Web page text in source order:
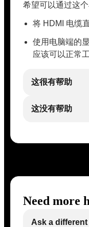
希望可以通过这
将 HDMI 电缆
使用电脑端的
应该可以正常工
这很有帮助
这没有帮助
Need more
Ask a